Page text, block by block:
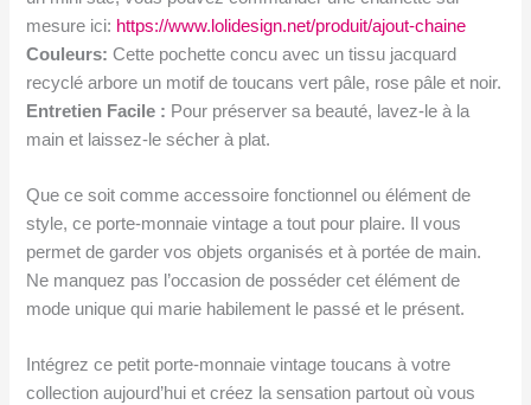
mesure ici: https://www.lolidesign.net/produit/ajout-chaine
Couleurs: Cette pochette concu avec un tissu jacquard
recyclé arbore un motif de toucans vert pâle, rose pâle et noir.
Entretien Facile : Pour préserver sa beauté, lavez-le à la
main et laissez-le sécher à plat.
Que ce soit comme accessoire fonctionnel ou élément de
style, ce porte-monnaie vintage a tout pour plaire. Il vous
permet de garder vos objets organisés et à portée de main.
Ne manquez pas l’occasion de posséder cet élément de
mode unique qui marie habilement le passé et le présent.
Intégrez ce petit porte-monnaie vintage toucans à votre
collection aujourd’hui et créez la sensation partout où vous